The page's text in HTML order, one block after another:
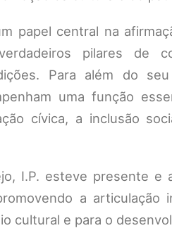
papel central na
pilares de
Para além do
uma função
cívica, a inclusão
I.P. esteve presente e
a articulação
cultural e para o